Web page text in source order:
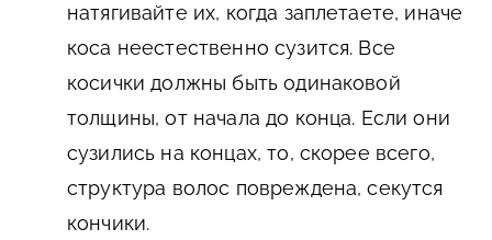
натягивайте их, когда заплетаете, иначе
коса неестественно сузится. Все
косички должны быть одинаковой
толщины, от начала до конца. Если они
сузились на концах, то, скорее всего,
структура волос повреждена, секутся
кончики.